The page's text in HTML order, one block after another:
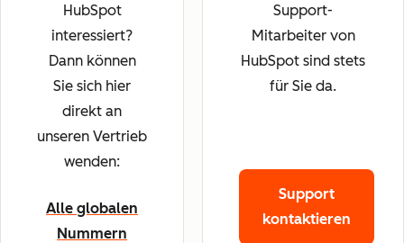
HubSpot
interessiert?
Dann können
Sie sich hier
direkt an
unseren Vertrieb
wenden:
Alle globalen
Nummern
Support-
Mitarbeiter von
HubSpot sind stets
für Sie da.
Support
kontaktieren